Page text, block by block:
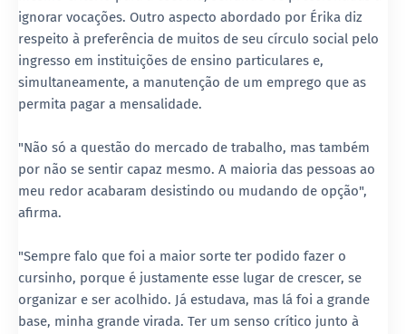
ignorar vocações. Outro aspecto abordado por Érika diz
respeito à preferência de muitos de seu círculo social pelo
ingresso em instituições de ensino particulares e,
simultaneamente, a manutenção de um emprego que as
permita pagar a mensalidade.
"Não só a questão do mercado de trabalho, mas também
por não se sentir capaz mesmo. A maioria das pessoas ao
meu redor acabaram desistindo ou mudando de opção",
afirma.
"Sempre falo que foi a maior sorte ter podido fazer o
cursinho, porque é justamente esse lugar de crescer, se
organizar e ser acolhido. Já estudava, mas lá foi a grande
base, minha grande virada. Ter um senso crítico junto à